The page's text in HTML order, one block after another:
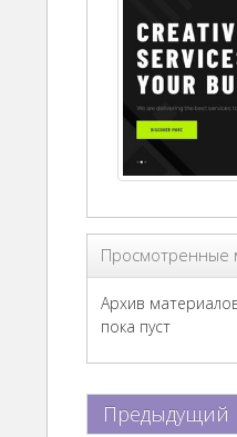
Просмотренные
Архив
пока пуст
Предыдущий